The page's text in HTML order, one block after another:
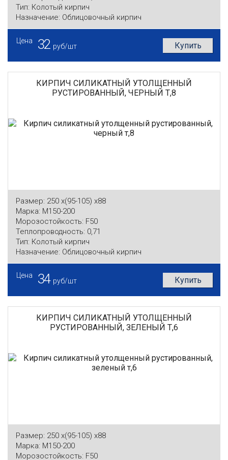
Тип: Колотый кирпич
Назначение: Облицовочный кирпич
Цена 32 руб/шт Купить
КИРПИЧ СИЛИКАТНЫЙ УТОЛЩЕННЫЙ
РУСТИРОВАННЫЙ, ЧЕРНЫЙ Т,8
Размер: 250 x(95-105) x88
Марка: М150-200
Морозостойкость: F50
Теплопроводность: 0,71
Тип: Колотый кирпич
Назначение: Облицовочный кирпич
Цена 34 руб/шт Купить
КИРПИЧ СИЛИКАТНЫЙ УТОЛЩЕННЫЙ
РУСТИРОВАННЫЙ, ЗЕЛЕНЫЙ Т,6
Размер: 250 x(95-105) x88
Марка: М150-200
Морозостойкость: F50